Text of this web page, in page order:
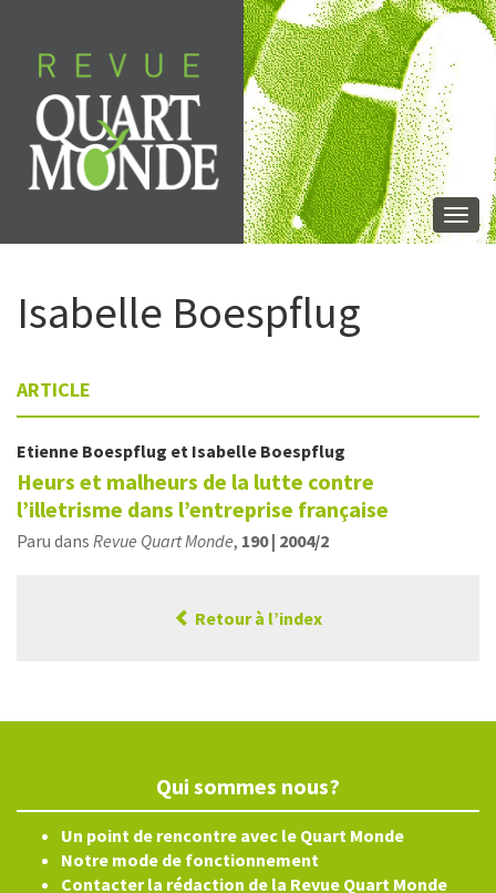
contenu
Isabelle Boespflug
ARTICLE
Etienne Boespflug et Isabelle Boespflug
Heurs et malheurs de la lutte contre
l’illetrisme dans l’entreprise française
Paru dans Revue Quart Monde, 190 | 2004/2
Retour à l’index
Qui sommes nous?
Un point de rencontre avec le Quart Monde
Notre mode de fonctionnement
Contacter la rédaction de la Revue Quart Monde